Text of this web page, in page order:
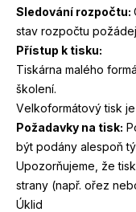
Sledování rozpočtu:
stav rozpočtu
Přístup k tisku:
Tiskárna malého
školení.
Velkoformátový tisk
Požadavky na tisk:
být podány alespoň
Upozorňujeme, že
strany (např. ořez
Úklid